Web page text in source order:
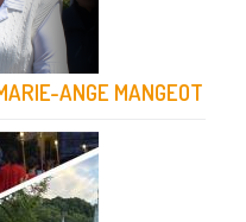
ANGE MANGEOT